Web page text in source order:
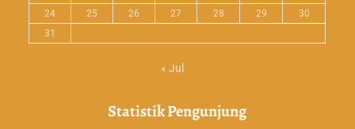
24
25 26 27 28 29
30
31
« Jul
Statistik Pengunjung